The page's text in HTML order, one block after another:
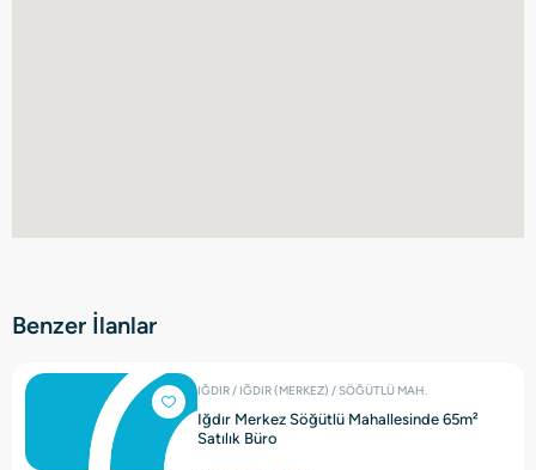
Benzer İlanlar
IĞDIR / IĞDIR (MERKEZ) / SÖĞÜTLÜ MAH.
Iğdır Merkez Söğütlü Mahallesinde 65m²
Satılık Büro